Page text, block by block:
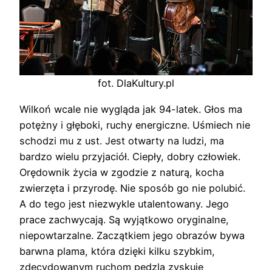
fot. DlaKultury.pl
Wilkoń wcale nie wygląda jak 94-latek. Głos ma
potężny i głęboki, ruchy energiczne. Uśmiech nie
schodzi mu z ust. Jest otwarty na ludzi, ma
bardzo wielu przyjaciół. Ciepły, dobry człowiek.
Orędownik życia w zgodzie z naturą, kocha
zwierzęta i przyrodę. Nie sposób go nie polubić.
A do tego jest niezwykle utalentowany. Jego
prace zachwycają. Są wyjątkowo oryginalne,
niepowtarzalne. Zaczątkiem jego obrazów bywa
barwna plama, która dzięki kilku szybkim,
zdecydowanym ruchom pędzla zyskuje